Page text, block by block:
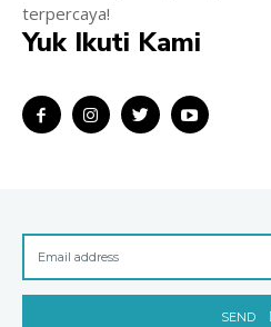
terpercaya!
Yuk Ikuti Kami
SEND